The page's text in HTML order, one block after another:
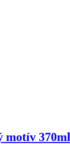
motív 370ml